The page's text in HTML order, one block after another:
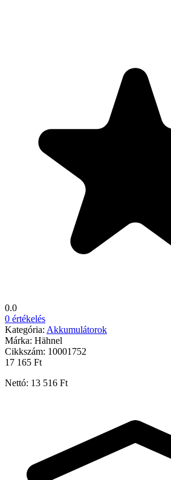
0.0
0 értékelés
Kategória: Akkumulátorok
Márka: Hähnel
Cikkszám: 10001752
17 165 Ft
Nettó: 13 516 Ft